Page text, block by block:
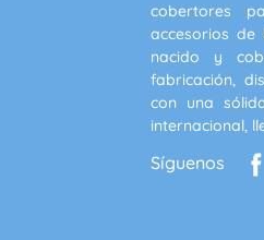
cobertores
accesorios
nacido y
fabricación,
con una
internacional,
Síguenos